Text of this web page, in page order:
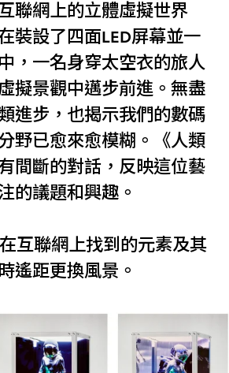
網上的立體虛擬世界
設了四面LED屏幕並一
，一名身穿太空衣的旅人
擬景觀中邁步前進。無盡
進步，也揭示我們的數碼
野已愈來愈模糊。《人類
間斷的對話，反映這位藝
的議題和興趣。
互聯網上找到的元素及其
遙距更換風景。